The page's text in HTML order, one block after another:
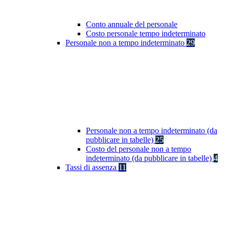
Conto annuale del personale
Costo personale tempo indeterminato
Personale non a tempo indeterminato 29
Personale non a tempo indeterminato (da
pubblicare in tabelle) 25
Costo del personale non a tempo
indeterminato (da pubblicare in tabelle) 4
Tassi di assenza 11